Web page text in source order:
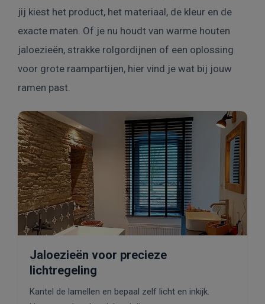
jij kiest het product, het materiaal, de kleur en de
exacte maten. Of je nu houdt van warme houten
jaloezieën, strakke rolgordijnen of een oplossing
voor grote raampartijen, hier vind je wat bij jouw
ramen past.
Jaloezieën voor precieze
lichtregeling
Kantel de lamellen en bepaal zelf licht en inkijk.